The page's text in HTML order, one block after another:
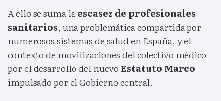
A ello se suma laescasez de profesionales
sanitarios, una problemática compartida por
numerosos sistemas de salud en España, y el
contexto de movilizaciones del colectivo médico
por el desarrollo del nuevoEstatuto Marco
impulsado por el Gobierno central.